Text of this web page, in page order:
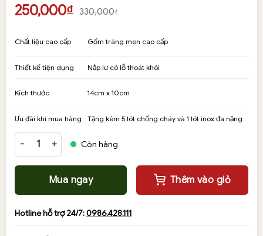
đánh giá
330,000₫
Giá
là:
250,000₫
Giá
tại
250,000₫.
Chất liệu cao cấp Gốm tráng men cao cấp
Thiết kế tiện dụng Nắp lư có lỗ thoát khói
Kích thước 14cm x 10cm
Ưu đãi khi mua hàng Tặng kèm 5 lót chống cháy và 1 lót inox đa năng
Còn hàng
Lư xông trầm bằng gốm - Đỉnh gốm nắp nghê thấp số lượng
Thêm vào giỏ
Mua ngay
Hotline hỗ trợ 24/7:0986.428.111